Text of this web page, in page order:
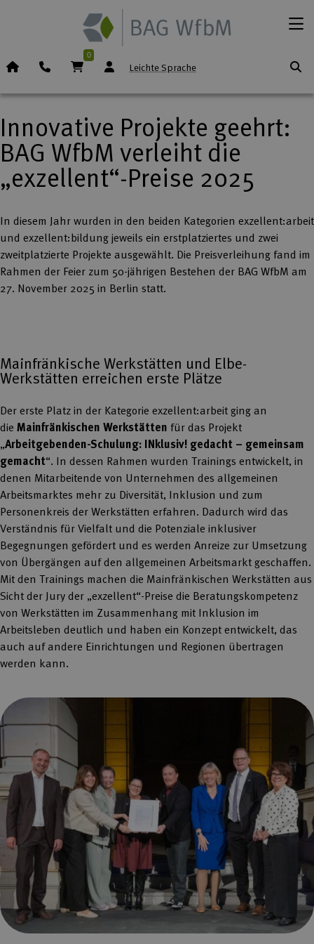
Startseite (Icon)
Telefon Warenkorb
0
Leichte Sprache
Innovative Projekte geehrt:
BAG WfbM verleiht die
„exzellent“-Preise 2025
In diesem Jahr wurden in den beiden Kategorien exzellent:arbeit
und exzellent:bildung jeweils ein erstplatziertes und zwei
zweitplatzierte Projekte ausgewählt. Die Preisverleihung fand im
Rahmen der Feier zum 50-jährigen Bestehen der BAG WfbM am
27. November 2025 in Berlin statt.
Mainfränkische Werkstätten und Elbe-
Werkstätten erreichen erste Plätze
Der erste Platz in der Kategorie exzellent:arbeit ging an
die Mainfränkischen Werkstätten für das Projekt
„Arbeitgebenden-Schulung: INklusiv! gedacht – gemeinsam
gemacht“. In dessen Rahmen wurden Trainings entwickelt, in
denen Mitarbeitende von Unternehmen des allgemeinen
Arbeitsmarktes mehr zu Diversität, Inklusion und zum
Personenkreis der Werkstätten erfahren. Dadurch wird das
Verständnis für Vielfalt und die Potenziale inklusiver
Begegnungen gefördert und es werden Anreize zur Umsetzung
von Übergängen auf den allgemeinen Arbeitsmarkt geschaffen.
Mit den Trainings machen die Mainfränkischen Werkstätten aus
Sicht der Jury der „exzellent“-Preise die Beratungskompetenz
von Werkstätten im Zusammenhang mit Inklusion im
Arbeitsleben deutlich und haben ein Konzept entwickelt, das
auch auf andere Einrichtungen und Regionen übertragen
werden kann.